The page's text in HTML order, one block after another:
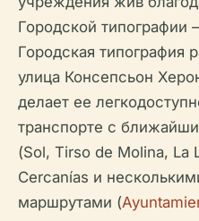
Городской типографии
Городская типография
улица Консепсьон
делает ее
транспорте с
(Sol, Tirso de Molina, La
Cercanías и
маршрутами (